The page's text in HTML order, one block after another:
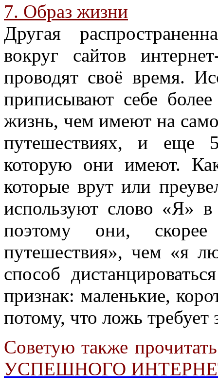
7. Образ жизни
Другая
вокруг сайтов
проводят своё время.
приписывают себе
жизнь, чем имеют на
путешествиях, и еще
которую они имеют.
которые врут или
используют слово «Я» в
поэтому они,
путешествия», чем «я
способ
признак: маленькие,
потому, что ложь
Советую также
УСПЕШНОГО